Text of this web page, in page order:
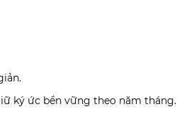
ký ức bền vững theo năm tháng.